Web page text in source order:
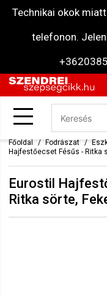
Technikai okok
telefonon.
Főoldal Fodrászat
Hajfestőecset Fésűs - Ritka
Eurostil
Ritka sörte,